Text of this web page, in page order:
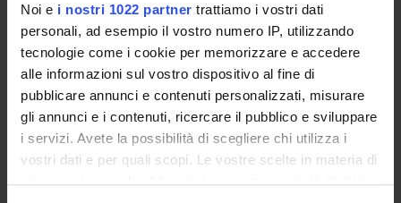
Noi e i nostri 1022 partner trattiamo i vostri dati
personali, ad esempio il vostro numero IP, utilizzando
tecnologie come i cookie per memorizzare e accedere
alle informazioni sul vostro dispositivo al fine di
pubblicare annunci e contenuti personalizzati, misurare
gli annunci e i contenuti, ricercare il pubblico e sviluppare
i servizi. Avete la possibilità di scegliere chi utilizza i
vostri dati e per quali scopi. Le vostre scelte in materia di
privacy sono applicabili solo su questa proprietà digitale
PHD PROGRAMMES AND POSTGRADUATE
TRAINING
Contacts
People
Places
Calendar